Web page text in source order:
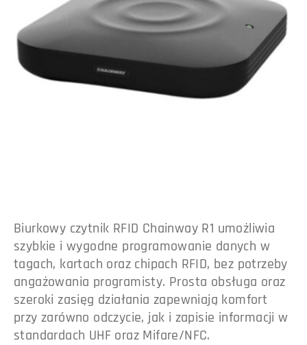
Biurkowy czytnik RFID Chainway R1 umożliwia
szybkie i wygodne programowanie danych w
tagach, kartach oraz chipach RFID, bez potrzeby
angażowania programisty. Prosta obsługa oraz
szeroki zasięg działania zapewniają komfort
przy zarówno odczycie, jak i zapisie informacji w
standardach UHF oraz Mifare/NFC.